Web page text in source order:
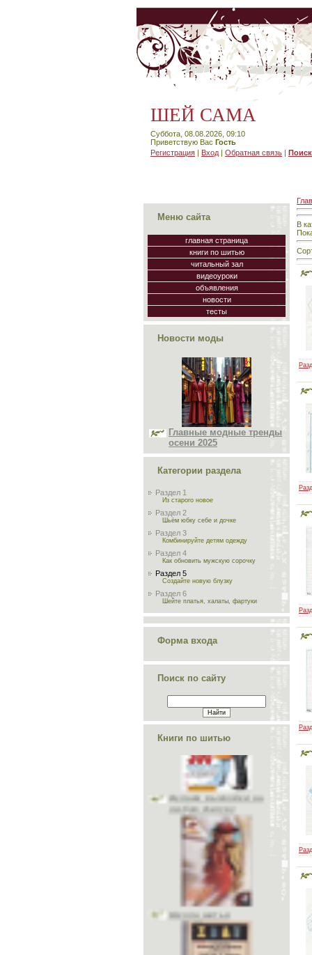
ШЕЙ САМА
Суббота, 08.08.2026, 09:10
Приветствую Вас Гость
Регистрация | Вход | Обратная связь |
Меню сайта
главная страница
книги по шитью
читальный зал
видеоуроки
объявления
новости
тесты
Новости моды
Главные модные тренды
осени 2025
Категории раздела
Раздел 1
Из старого новое
Раздел 2
Шьём юбку себе и дочке
Раздел 3
Комбинируйте детям одежду
Раздел 4
Как обновить мужскую сорочку
Раздел 5
Создайте новую блузку
Раздел 6
Шейте платья, халаты, фартуки
Форма входа
Поиск по сайту
Книги по шитью
Делаем выкройки на
любую фигуру
Школа шитья
В